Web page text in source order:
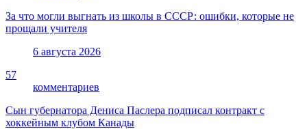
За что могли выгнать из школы в СССР: ошибки, которые не
прощали учителя
6 августа 2026
57
комментариев
Сын губернатора Дениса Паслера подписал контракт с
хоккейным клубом Канады